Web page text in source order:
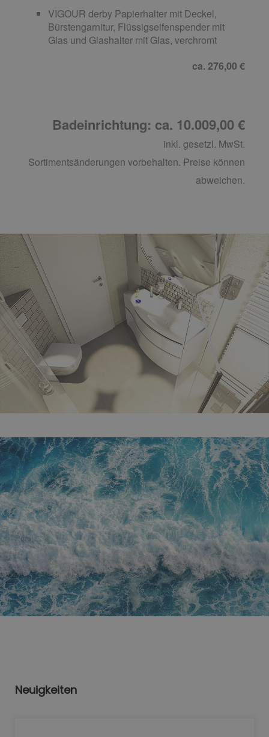
VIGOUR derby Papierhalter mit Deckel,
Bürstengarnitur, Flüssigseifenspender mit
Glas und Glashalter mit Glas, verchromt
ca. 276,00 €
Badeinrichtung: ca. 10.009,00 €
inkl. gesetzl. MwSt.
Sortimentsänderungen vorbehalten. Preise können
abweichen.
Neuigkeiten